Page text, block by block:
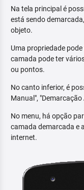
Na tela principal é
está sendo
objeto.
Uma propriedade
camada pode ter
ou pontos.
No canto inferior, é
Manual",
No menu, há opção
camada demarcada e
internet.